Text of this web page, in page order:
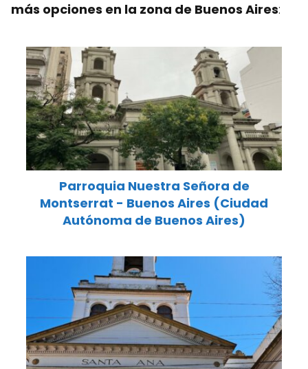
más opciones en la zona de Buenos Aires:
Parroquia Nuestra Señora de
Montserrat - Buenos Aires (Ciudad
Autónoma de Buenos Aires)